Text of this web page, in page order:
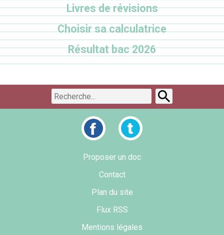
Livres de révisions
Choisir sa calculatrice
Résultat bac 2026
Proposer un doc
Contact
Plan du site
Flux RSS
Mentions légales